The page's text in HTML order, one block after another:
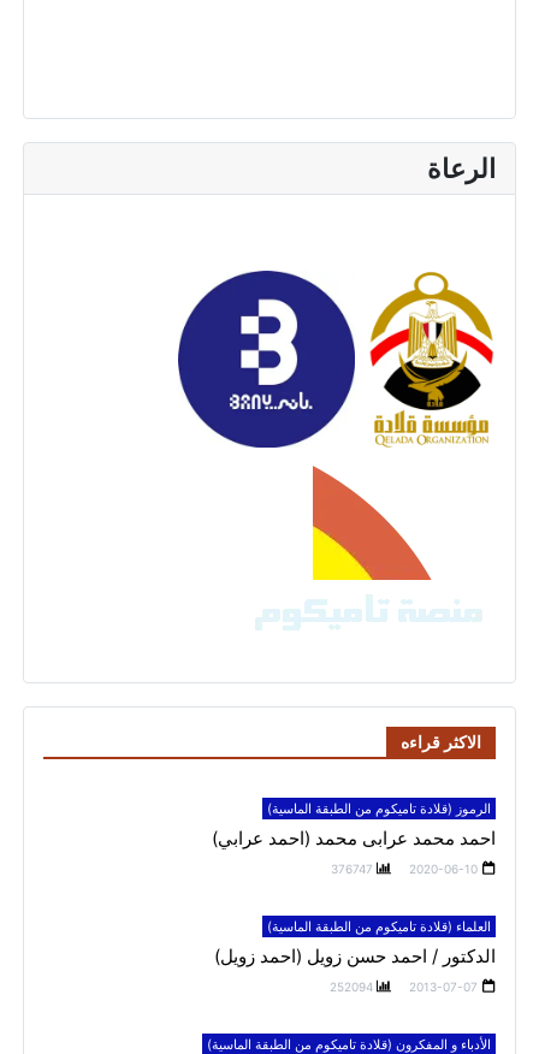
الرعاة
الاكثر قراءه
الرموز (قلادة تاميكوم من الطبقة الماسية)
احمد محمد عرابى محمد (احمد عرابي)
2020-06-10
376747
العلماء (قلادة تاميكوم من الطبقة الماسية)
الدكتور / احمد حسن زويل (احمد زويل)
2013-07-07
252094
الأدباء و المفكرون (قلادة تاميكوم من الطبقة الماسية)